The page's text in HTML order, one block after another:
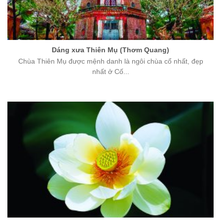
Dáng xưa Thiên Mụ (Thơm Quang)
Chùa Thiên Mụ được mệnh danh là ngôi chùa cổ nhất, đẹp
nhất ở Cố...